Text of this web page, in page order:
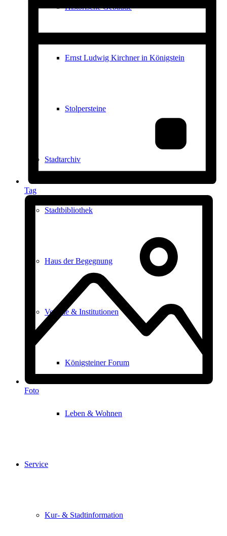
Historische Gebäude
Ernst Ludwig Kirchner in Königstein
Stolpersteine
Stadtarchiv
Stadtbibliothek
Haus der Begegnung
Vereine & Institutionen
Königsteiner Forum
Leben & Wohnen
Service
Kur- & Stadtinformation
Tag
Foto